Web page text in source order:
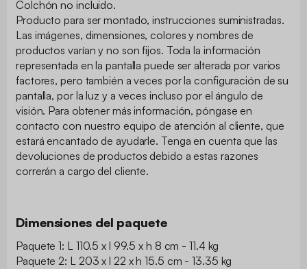
Colchón no incluido.
Producto para ser montado, instrucciones suministradas.
Las imágenes, dimensiones, colores y nombres de
productos varían y no son fijos. Toda la información
representada en la pantalla puede ser alterada por varios
factores, pero también a veces por la configuración de su
pantalla, por la luz y a veces incluso por el ángulo de
visión. Para obtener más información, póngase en
contacto con nuestro equipo de atención al cliente, que
estará encantado de ayudarle. Tenga en cuenta que las
devoluciones de productos debido a estas razones
correrán a cargo del cliente.
Dimensiones del paquete
Paquete 1: L 110.5 x l 99.5 x h 8 cm - 11.4 kg
Paquete 2: L 203 x l 22 x h 15.5 cm - 13.35 kg